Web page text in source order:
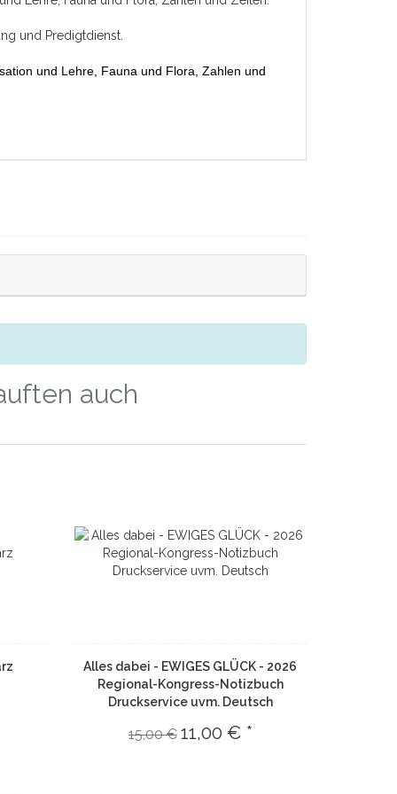
und Predigtdienst.
und Lehre, Fauna und Flora, Zahlen und
auch
Alles dabei - EWIGES GLÜCK - 2026
Regional-Kongress-Notizbuch
Druckservice uvm. Deutsch
15,00 € 11,00 € *